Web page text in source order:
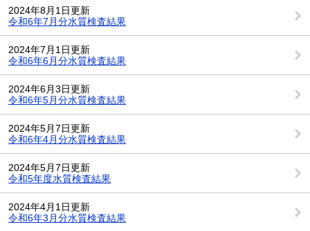
2024年8月1日更新
令和6年7月分水質検査結果
2024年7月1日更新
令和6年6月分水質検査結果
2024年6月3日更新
令和6年5月分水質検査結果
2024年5月7日更新
令和6年4月分水質検査結果
2024年5月7日更新
令和5年度水質検査結果
2024年4月1日更新
令和6年3月分水質検査結果